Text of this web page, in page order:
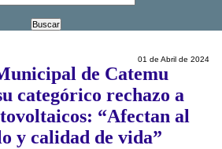
01 de Abril de 2024
de Catemu
categórico rechazo a
“Afectan al
y calidad de vida”